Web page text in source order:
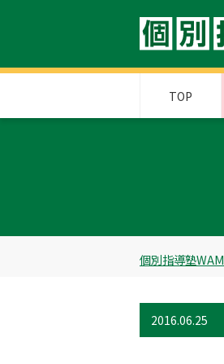
TOP
個別指導塾WAM
2016.06.25